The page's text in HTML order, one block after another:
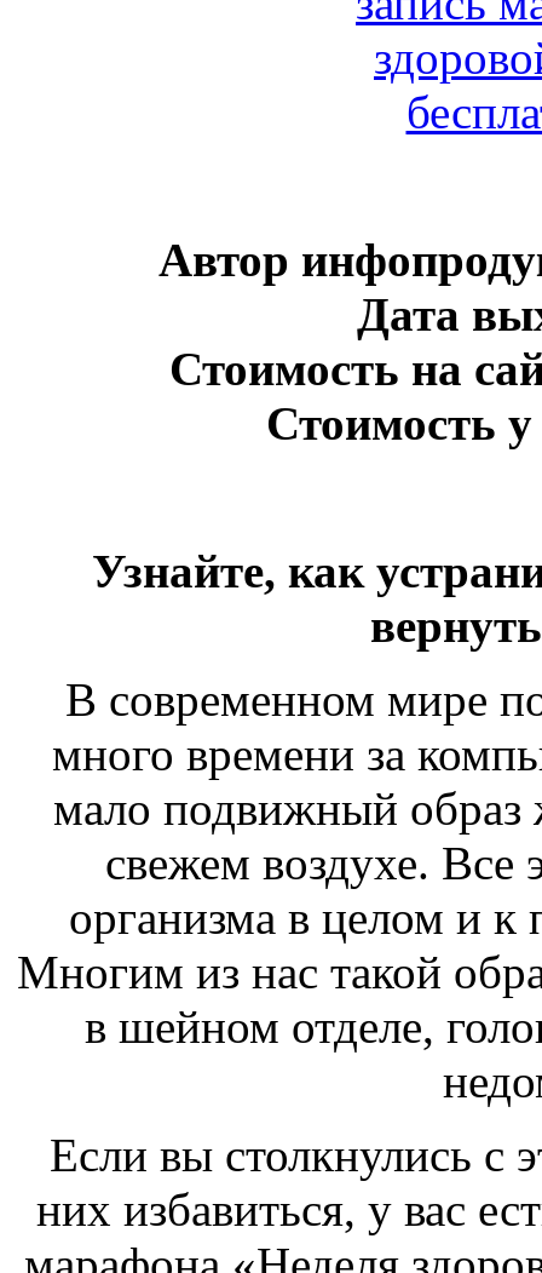
Автор
Дата
Стоимость на
Стоимость
Узнайте, как
В современном мире
много времени за
мало подвижный образ
свежем воздухе. Все
организма в целом и
Многим из нас такой
в шейном отделе,
Если вы столкнулись с
них избавиться, у вас